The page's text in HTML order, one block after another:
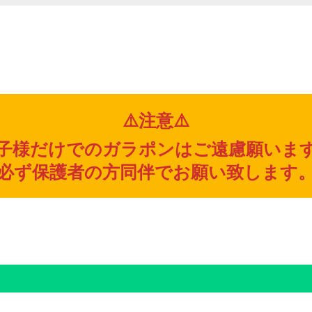
⚠️注意⚠️
様だけでのガラポンはご遠慮願いま
ず保護者の方同伴でお願い致します